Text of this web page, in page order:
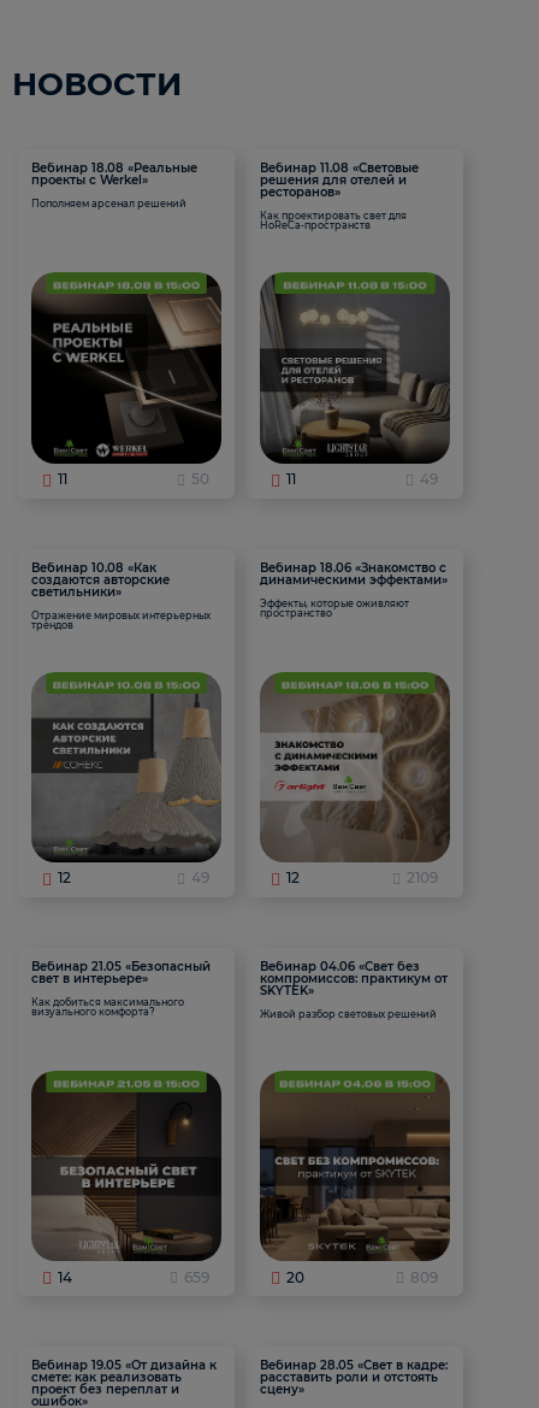
НОВОСТИ
Вебинар 18.08 «Реальные
проекты с Werkel»
Пополняем арсенал решений
11 50
Вебинар 11.08 «Световые
решения для отелей и
ресторанов»
Как проектировать свет для
HoReCa-пространств
11 49
Вебинар 10.08 «Как
создаются авторские
светильники»
Отражение мировых интерьерных
трендов
12 49
Вебинар 18.06 «Знакомство с
динамическими эффектами»
Эффекты, которые оживляют
пространство
12 2109
Вебинар 21.05 «Безопасный
свет в интерьере»
Как добиться максимального
визуального комфорта?
14 659
Вебинар 04.06 «Свет без
компромиссов: практикум от
SKYTEK»
Живой разбор световых решений
20 809
Вебинар 19.05 «От дизайна к
смете: как реализовать
проект без переплат и
ошибок»
Вебинар 28.05 «Свет в кадре:
расставить роли и отстоять
сцену»